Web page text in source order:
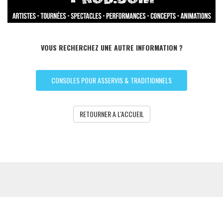
VOUS RECHERCHEZ UNE AUTRE INFORMATION ?
CONSOLES POUR ASSERVIS & TRADITIONNELS
RETOURNER A L'ACCUEIL